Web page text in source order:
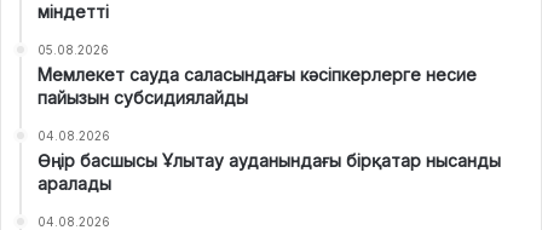
міндетті
05.08.2026
Мемлекет сауда саласындағы кәсіпкерлерге несие
пайызын субсидиялайды
04.08.2026
Өңір басшысы Ұлытау ауданындағы бірқатар нысанды
аралады
04.08.2026